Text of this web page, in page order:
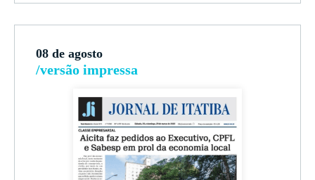
08 de agosto
/versão impressa